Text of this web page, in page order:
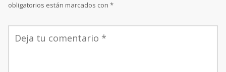
obligatorios están marcados con *